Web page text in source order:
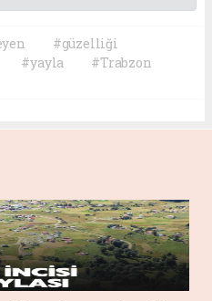
#güzelliği
#yayla
#Trabzon